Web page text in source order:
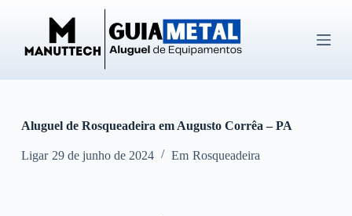
Aluguel de Rosqueadeira em Augusto Corrêa – PA
Ligar 29 de junho de 2024 Em Rosqueadeira